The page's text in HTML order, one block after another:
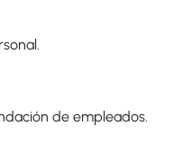
de empleados.